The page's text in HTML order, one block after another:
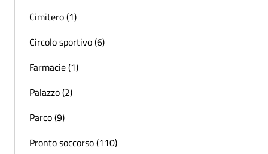
Cimitero (1)
Circolo sportivo (6)
Farmacie (1)
Palazzo (2)
Parco (9)
Pronto soccorso (110)